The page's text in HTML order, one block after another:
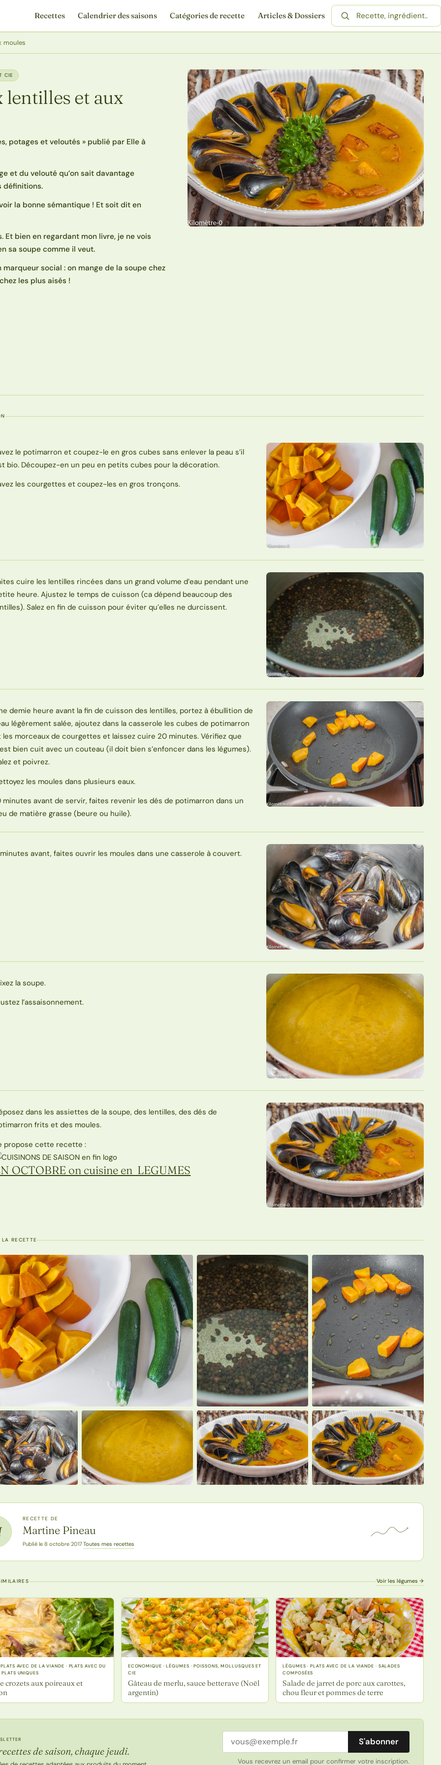
Recettes Calendrier des saisons Catégories de recette Articles & Dossiers
Rechercher une recette
moules
CIE
lentilles et aux
potages et veloutés » publié par Elle à
et du velouté qu’on sait davantage
définitions.
la bonne sémantique ! Et soit dit en
bien en regardant mon livre, je ne vois
sa soupe comme il veut.
social : on mange de la soupe chez
les plus aisés !
le potimarron et coupez-le en gros cubes sans enlever la peau s’il
bio. Découpez-en un peu en petits cubes pour la décoration.
les courgettes et coupez-les en gros tronçons.
cuire les lentilles rincées dans un grand volume d’eau pendant une
heure. Ajustez le temps de cuisson (ca dépend beaucoup des
Salez en fin de cuisson pour éviter qu’elles ne durcissent.
demie heure avant la fin de cuisson des lentilles, portez à ébullition de
légèrement salée, ajoutez dans la casserole les cubes de potimarron
les morceaux de courgettes et laissez cuire 20 minutes. Vérifiez que
bien cuit avec un couteau (il doit bien s’enfoncer dans les légumes).
et poivrez.
les moules dans plusieurs eaux.
minutes avant de servir, faites revenir les dés de potimarron dans un
de matière grasse (beure ou huile).
avant, faites ouvrir les moules dans une casserole à couvert.
la soupe.
l’assaisonnement.
dans les assiettes de la soupe, des lentilles, des dés de
frits et des moules.
propose cette recette :
OCTOBRE on cuisine en LEGUMES
RECETTE
RECETTE DE
Martine Pineau
Publié le 8 octobre 2017·Toutes mes recettes
Voir les légumes →
AVEC DE LA VIANDE · PLATS AVEC DU
PLATS UNIQUES
crozets aux poireaux et
ECONOMIQUE · LÉGUMES · POISSONS, MOLLUSQUES ET
CIE
Gâteau de merlu, sauce betterave (Noël
argentin)
LÉGUMES · PLATS AVEC DE LA VIANDE · SALADES
COMPOSÉES
Salade de jarret de porc aux carottes,
chou fleur et pommes de terre
de saison, chaque jeudi.
Adresse email S'abonner
Vous recevrez un email pour confirmer votre inscription.